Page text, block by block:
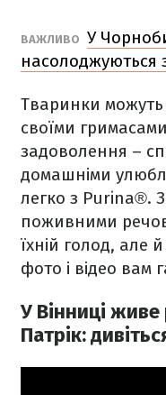
ВАЖЛИВО У
насолоджуються
Тваринки можуть
своїми
задоволення –
домашніми
легко з Purina®.
поживними
їхній голод, але
фото і відео вам
У Вінниці
Патрік: